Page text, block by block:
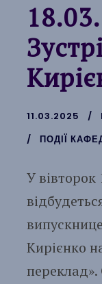
11.03.2025
ПОДІЇ
У вівторок
Кирієнко
переклад».